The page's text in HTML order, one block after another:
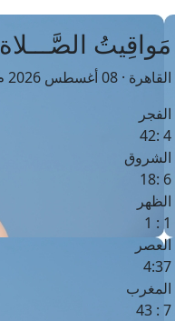
مَواقِيتُ الصَّـــلاة
القاهرة · 08 أغسطس 2026 م
الفجر
4 :42
الشروق
6 :18
الظهر
1 : 1
العصر
4:37
المغرب
7 : 43